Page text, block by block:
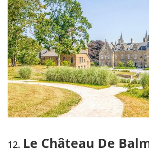
Le Château De